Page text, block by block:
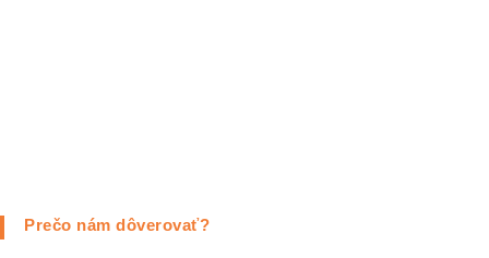
Prečo nám dôverovať?